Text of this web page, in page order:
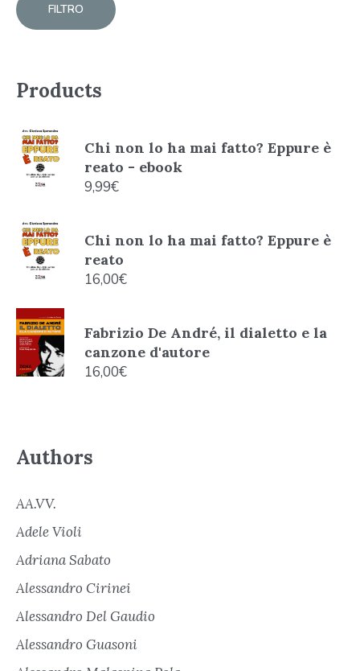
FILTRO
Products
Chi non lo ha mai fatto? Eppure è
reato - ebook
9,99€
Chi non lo ha mai fatto? Eppure è
reato
16,00€
Fabrizio De André, il dialetto e la
canzone d'autore
16,00€
Authors
AA.VV.
Adele Violi
Adriana Sabato
Alessandro Cirinei
Alessandro Del Gaudio
Alessandro Guasoni